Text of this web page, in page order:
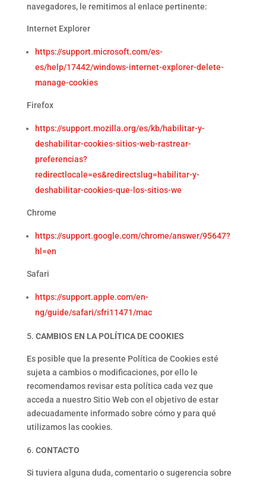
navegadores, le remitimos al enlace pertinente:
Internet Explorer
https://support.microsoft.com/es-
es/help/17442/windows-internet-explorer-delete-
manage-cookies
Firefox
https://support.mozilla.org/es/kb/habilitar-y-
deshabilitar-cookies-sitios-web-rastrear-
preferencias?
redirectlocale=es&redirectslug=habilitar-y-
deshabilitar-cookies-que-los-sitios-we
Chrome
https://support.google.com/chrome/answer/95647?
hl=en
Safari
https://support.apple.com/en-
ng/guide/safari/sfri11471/mac
CAMBIOS EN LA POLÍTICA DE COOKIES
Es posible que la presente Política de Cookies esté
sujeta a cambios o modificaciones, por ello le
recomendamos revisar esta política cada vez que
acceda a nuestro Sitio Web con el objetivo de estar
adecuadamente informado sobre cómo y para qué
utilizamos las cookies.
CONTACTO
Si tuviera alguna duda, comentario o sugerencia sobre